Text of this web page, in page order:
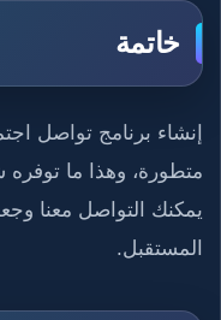
خاتمة
إنشاء برنامج تواصل
متطورة، وهذا ما توفره
يمكنك التواصل معنا
المستقبل.